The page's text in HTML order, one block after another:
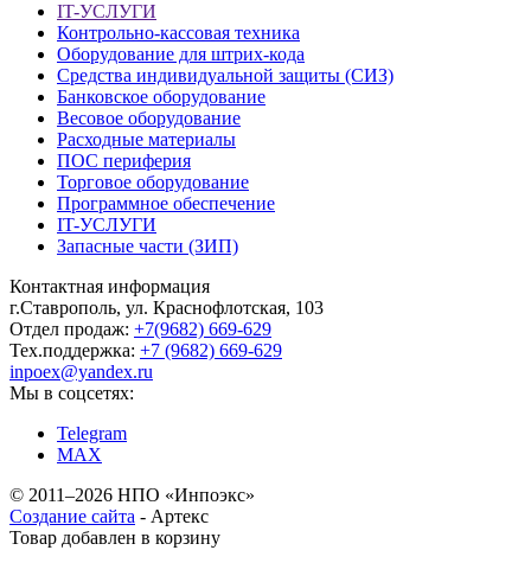
IT-УСЛУГИ
Контрольно-кассовая техника
Оборудование для штрих-кода
Средства индивидуальной защиты (СИЗ)
Банковское оборудование
Весовое оборудование
Расходные материалы
ПОС периферия
Торговое оборудование
Программное обеспечение
IT-УСЛУГИ
Запасные части (ЗИП)
Контактная информация
г.Ставрополь, ул. Краснофлотская, 103
Отдел продаж: +7(9682) 669-629
Тех.поддержка: +7 (9682) 669-629
inpoex@yandex.ru
Мы в соцсетях:
Telegram
MAX
© 2011–2026 НПО «Инпоэкс»
Создание сайта - Артекс
Товар добавлен в корзину